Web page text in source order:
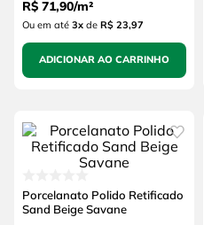
R$ 71,90/m²
Ou em até 3xde R$ 23,97
ADICIONAR AO CARRINHO
Porcelanato Polido Retificado
Sand Beige Savane